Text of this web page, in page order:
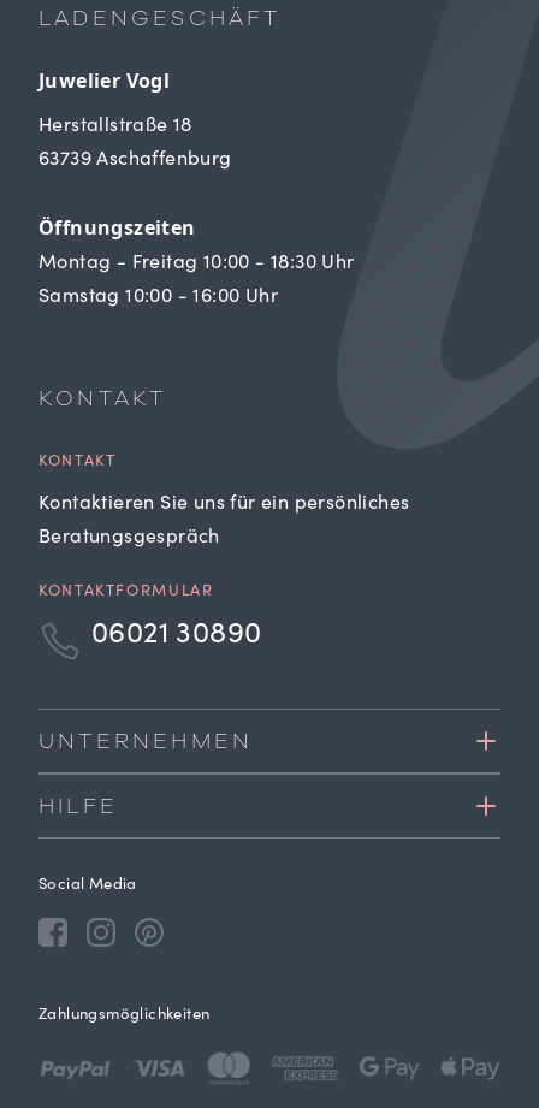
LADENGESCHÄFT
Juwelier Vogl
Herstallstraße 18
63739 Aschaffenburg
Öffnungszeiten
Montag - Freitag 10:00 - 18:30 Uhr
Samstag 10:00 - 16:00 Uhr
KONTAKT
KONTAKT
Kontaktieren Sie uns für ein persönliches
Beratungsgespräch
KONTAKTFORMULAR
06021 30890
UNTERNEHMEN
HILFE
Social Media
Zahlungsmöglichkeiten